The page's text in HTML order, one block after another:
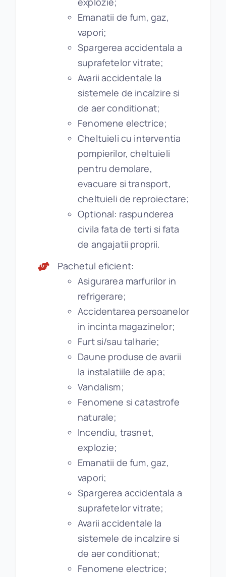
Emanatii de fum, gaz,
vapori;
Spargerea accidentala a
suprafetelor vitrate;
Avarii accidentale la
sistemele de incalzire si
de aer conditionat;
Fenomene electrice;
Cheltuieli cu interventia
pompierilor, cheltuieli
pentru demolare,
evacuare si transport,
cheltuieli de reproiectare;
Optional: raspunderea
civila fata de terti si fata
de angajatii proprii.
Pachetul eficient:
Asigurarea marfurilor in
refrigerare;
Accidentarea persoanelor
in incinta magazinelor;
Furt si/sau talharie;
Daune produse de avarii
la instalatiile de apa;
Vandalism;
Fenomene si catastrofe
naturale;
Incendiu, trasnet,
explozie;
Emanatii de fum, gaz,
vapori;
Spargerea accidentala a
suprafetelor vitrate;
Avarii accidentale la
sistemele de incalzire si
de aer conditionat;
Fenomene electrice;